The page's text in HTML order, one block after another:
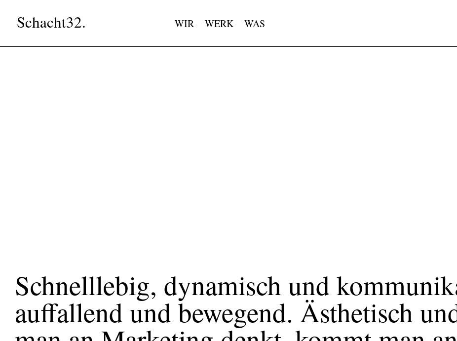
Schacht32. WIR WERK WAS
Schnelllebig, dynamisch und
auffallend und bewegend. Ästhetisch